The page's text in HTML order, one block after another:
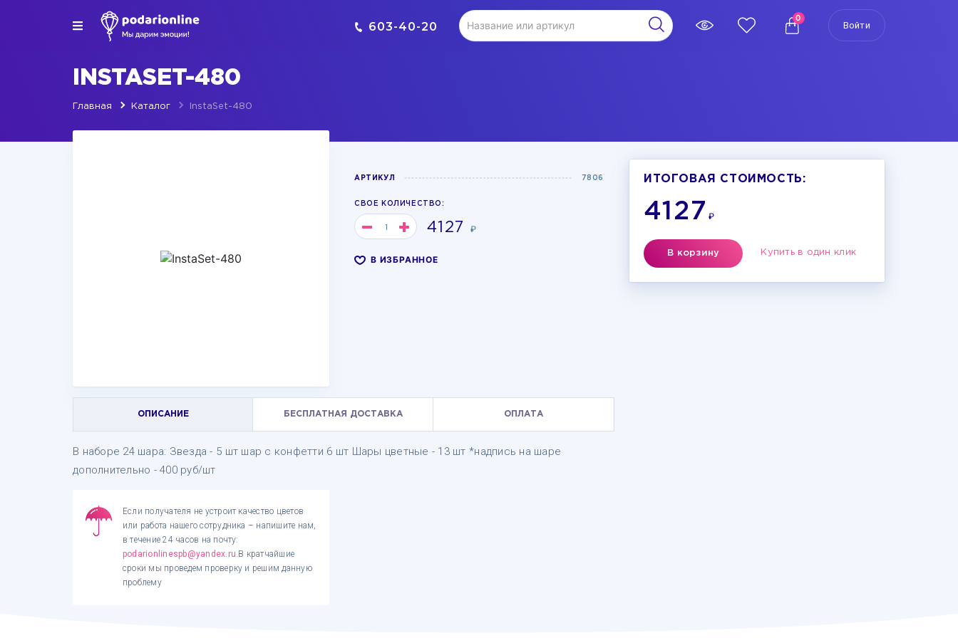
603-40-20
0
Войти
INSTASET-480
Главная Каталог InstaSet-480
АРТИКУЛ 7806
СВОЕ КОЛИЧЕСТВО:
4127 ₽
В ИЗБРАННОЕ
ОПИСАНИЕ БЕСПЛАТНАЯ ДОСТАВКА ОПЛАТА
В наборе 24 шара: Звезда - 5 шт шар с конфетти 6 шт Шары цветные - 13 шт *надпись на шаре
дополнительно - 400 руб/шт
Если получателя не устроит качество цветов
или работа нашего сотрудника – напишите нам,
в течение 24 часов на почту:
podarionlinespb@yandex.ru.В кратчайшие
сроки мы проведем проверку и решим данную
проблему
ИТОГОВАЯ СТОИМОСТЬ:
4127 ₽
В корзину Купить в один клик